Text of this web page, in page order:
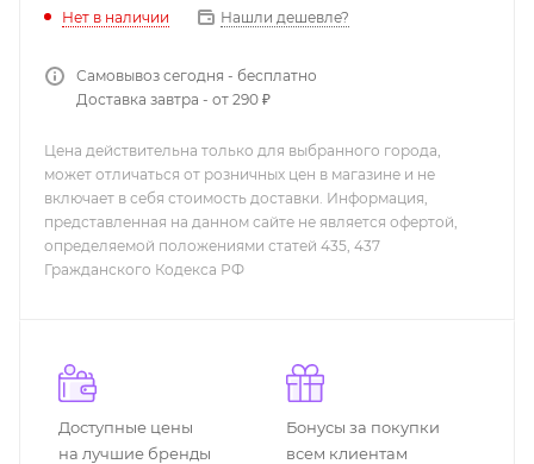
Нет в наличии Нашли дешевле?
Самовывоз сегодня - бесплатно
Доставка завтра - от 290 ₽
Цена действительна только для выбранного города,
может отличаться от розничных цен в магазине и не
включает в себя стоимость доставки. Информация,
представленная на данном сайте не является офертой,
определяемой положениями статей 435, 437
Гражданского Кодекса РФ
Доступные цены
на лучшие бренды
Бонусы за покупки
всем клиентам